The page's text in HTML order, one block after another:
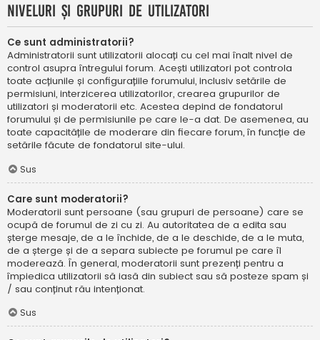
Niveluri și grupuri de utilizatori
Ce sunt administratorii?
Administratorii sunt utilizatorii alocați cu cel mai înalt nivel de
control asupra întregului forum. Acești utilizatori pot controla
toate acțiunile și configurațiile forumului, inclusiv setările de
permisiuni, interzicerea utilizatorilor, crearea grupurilor de
utilizatori și moderatorii etc. Acestea depind de fondatorul
forumului și de permisiunile pe care le-a dat. De asemenea, au
toate capacitățile de moderare din fiecare forum, în funcție de
setările făcute de fondatorul site-ului.
Sus
Care sunt moderatorii?
Moderatorii sunt persoane (sau grupuri de persoane) care se
ocupă de forumul de zi cu zi. Au autoritatea de a edita sau
șterge mesaje, de a le închide, de a le deschide, de a le muta,
de a șterge și de a separa subiecte pe forumul pe care îl
moderează. În general, moderatorii sunt prezenți pentru a
împiedica utilizatorii să iasă din subiect sau să posteze spam și
/ sau conținut rău intenționat.
Sus